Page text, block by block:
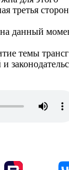
третья
данный
темы